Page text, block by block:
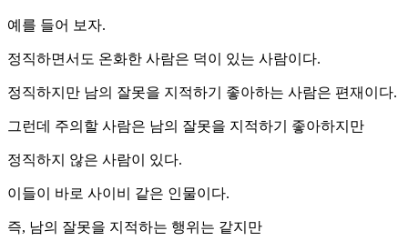
예를 들어 보자.
정직하면서도 온화한 사람은 덕이 있는 사람이다.
정직하지만 남의 잘못을 지적하기 좋아하는 사람은 편재이다.
그런데 주의할 사람은 남의 잘못을 지적하기 좋아하지만
정직하지 않은 사람이 있다.
이들이 바로 사이비 같은 인물이다.
즉, 남의 잘못을 지적하는 행위는 같지만